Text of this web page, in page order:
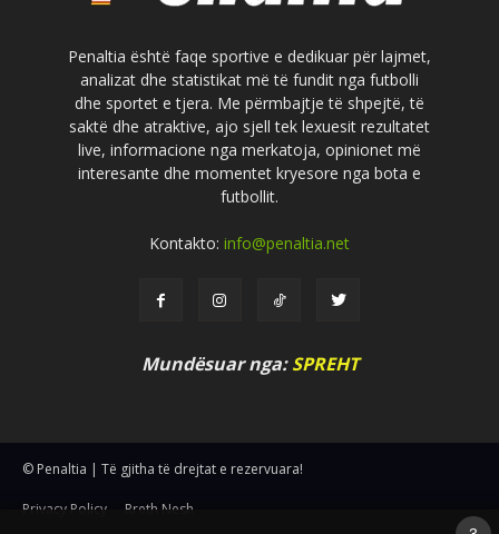
Penaltia është faqe sportive e dedikuar për lajmet,
analizat dhe statistikat më të fundit nga futbolli
dhe sportet e tjera. Me përmbajtje të shpejtë, të
saktë dhe atraktive, ajo sjell tek lexuesit rezultatet
live, informacione nga merkatoja, opinionet më
interesante dhe momentet kryesore nga bota e
futbollit.
Kontakto: info@penaltia.net
Mundësuar nga:SPREHT
© Penaltia | Të gjitha të drejtat e rezervuara!
Privacy Policy Rreth Nesh